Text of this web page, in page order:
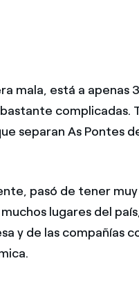
mala, está a apenas
complicadas.
separan As Pontes
pasó de tener
lugares del
y de las compañías